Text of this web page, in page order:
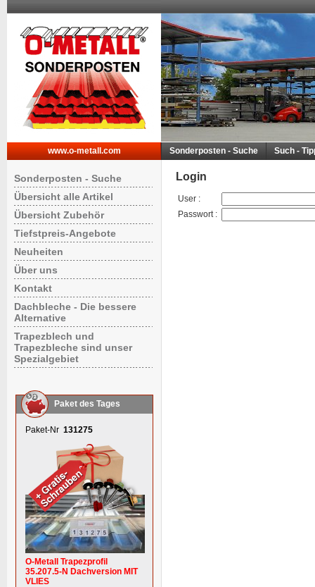
www.o-metall.com Sonderposten - Suche Such -
Sonderposten - Suche
Übersicht alle Artikel
Übersicht Zubehör
Tiefstpreis-Angebote
Neuheiten
Über uns
Kontakt
Dachbleche - Die bessere
Alternative
Trapezblech und
Trapezbleche sind unser
Spezialgebiet
Paket des Tages
Paket-Nr 131275
O-Metall Trapezprofil
35.207.5-N Dachversion MIT
VLIES
Login
User :
Passwort: